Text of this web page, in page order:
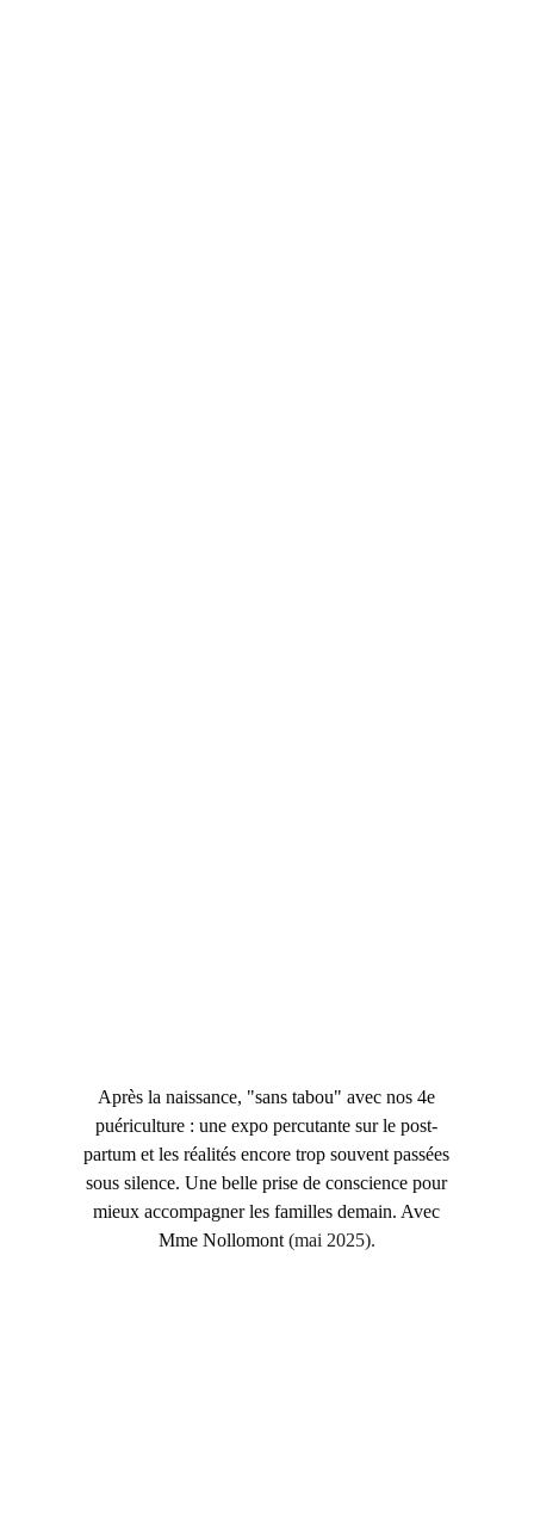
Après la naissance, "sans tabou" avec nos 4e
puériculture : une expo percutante sur le post-
partum et les réalités encore trop souvent passées
sous silence. Une belle prise de conscience pour
mieux accompagner les familles demain. Avec
Mme Nollomont (mai 2025).